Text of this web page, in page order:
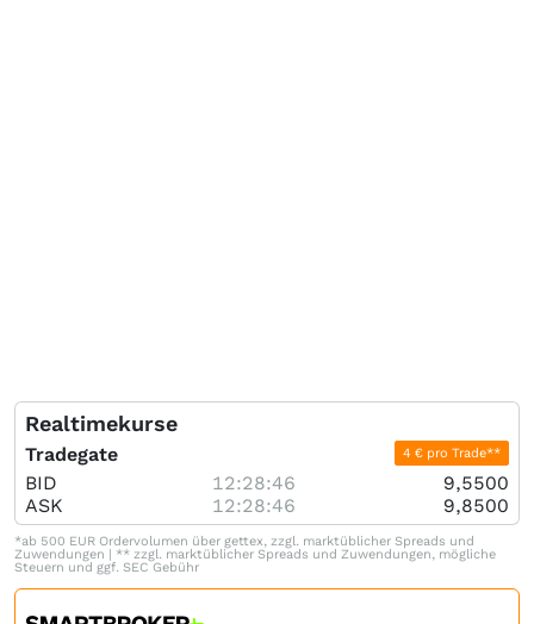
Realtimekurse
Tradegate 4 € pro Trade**
BID 12:28:46
9,5500
ASK
12:28:46 9,8500
*ab 500 EUR Ordervolumen über gettex, zzgl. marktüblicher Spreads und
Zuwendungen | ** zzgl. marktüblicher Spreads und Zuwendungen, mögliche
Steuern und ggf. SEC Gebühr